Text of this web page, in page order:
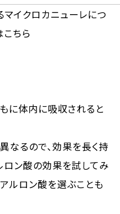
イクロカニューレにつ
ちら
に体内に吸収されると
なるので、効果を長く持
ロン酸の効果を試してみ
ルロン酸を選ぶことも